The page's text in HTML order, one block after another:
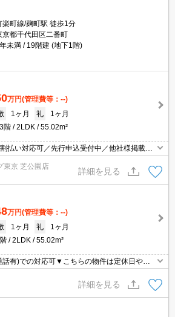
楽町線/麹町駅 徒歩1分
京都千代田区二番町
未満
19階建 (地下1階)
万円(管理費等：--)
1ヶ月 礼
1ヶ月
階
2LDK 55.02m²
払い対応可／先行申込受付中／他社様掲載物
能／専任物件多数あり
東京 芝公園店
詳細を見る
万円(管理費等：--)
1ヶ月 礼
1ヶ月
2LDK 55.02m²
有)での対応可▼こちらの物件は定休日や営
間が取りにくい方でも柔軟にご対応させて頂
見・契約等対応可▼現地集合現地解散可▼
詳細を見る